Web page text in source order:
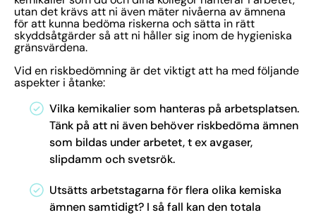
utan det krävs att ni även mäter nivåerna av ämnena
för att kunna bedöma riskerna och sätta in rätt
skyddsåtgärder så att ni håller sig inom de hygieniska
gränsvärdena.
Vid en riskbedömning är det viktigt att ha med följande
aspekter i åtanke:
Vilka kemikalier som hanteras på arbetsplatsen.
Tänk på att ni även behöver riskbedöma ämnen
som bildas under arbetet, t ex avgaser,
slipdamm och svetsrök.
Utsätts arbetstagarna för flera olika kemiska
ämnen samtidigt? I så fall kan den totala